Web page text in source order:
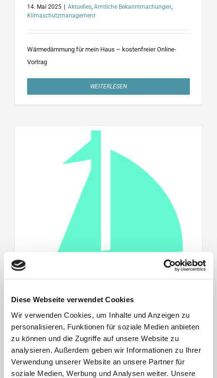
Diese Webseite verwendet Cookies
Wir verwenden Cookies, um Inhalte und Anzeigen zu
personalisieren, Funktionen für soziale Medien anbieten
zu können und die Zugriffe auf unsere Website zu
analysieren. Außerdem geben wir Informationen zu Ihrer
Verwendung unserer Website an unsere Partner für
soziale Medien, Werbung und Analysen weiter. Unsere
14. Mai 2025 Aktuelles, Amtliche Bekanntmachungen,
Klimaschutzmanagement
Wärmedämmung für mein Haus – kostenfreier Online-
Vortrag
WEITERLESEN
Klimalogbuch Langeoog Eintrag vom 23.04.2025
23. April 2025 Aktuelles,Amtliche Bekanntmachungen,
Klimaschutzmanagement
Klimalogbuch Langeoog Eintrag vom 23.04.2025